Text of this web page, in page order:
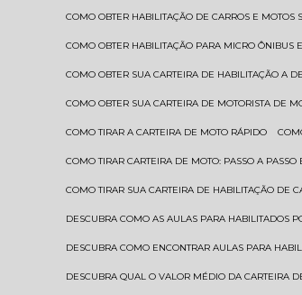
COMO OBTER HABILITAÇÃO DE CARROS E MOTOS
COMO OBTER HABILITAÇÃO PARA MICRO ÔNIBUS
COMO OBTER SUA CARTEIRA DE HABILITAÇÃO A
COMO OBTER SUA CARTEIRA DE MOTORISTA DE
COMO TIRAR A CARTEIRA DE MOTO RÁPIDO
COMO TIRAR CARTEIRA DE MOTO: PASSO A
COMO TIRAR SUA CARTEIRA DE HABILITAÇÃO DE
DESCUBRA COMO AS AULAS PARA HABILITADOS
DESCUBRA COMO ENCONTRAR AULAS PARA
DESCUBRA QUAL O VALOR MÉDIO DA CARTEIRA